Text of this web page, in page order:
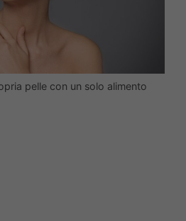
pelle con un solo alimento